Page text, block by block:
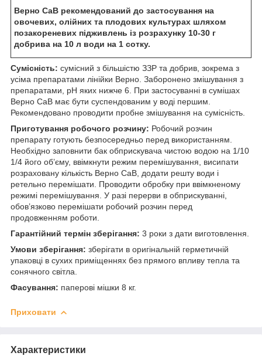
Верно СаВ рекомендований до застосування на
овочевих, олійних та плодових культурах шляхом
позакореневих підживлень із розрахунку 10-30 г
добрива на 10 л води на 1 сотку.
Сумісність: сумісний з більшістю ЗЗР та добрив, зокрема з
усіма препаратами лінійки Верно. Заборонено змішування з
препаратами, рН яких нижче 6. При застосуванні в сумішах
Верно СаВ має бути суспендованим у воді першим.
Рекомендовано проводити пробне змішування на сумісність.
Приготування робочого розчину: Робочий розчин
препарату готують безпосередньо перед використанням.
Необхідно заповнити бак обприскувача чистою водою на 1/10
1/4 його об’єму, ввімкнути режим перемішування, висипати
розраховану кількість Верно СаВ, додати решту води і
ретельно перемішати. Проводити обробку при ввімкненому
режимі перемішування. У разі перерви в обприскуванні,
обов’язково перемішати робочий розчин перед
продовженням роботи.
Гарантійний термін зберігання: 3 роки з дати виготовлення.
Умови зберігання: зберігати в оригінальній герметичній
упаковці в сухих приміщеннях без прямого впливу тепла та
сонячного світла.
Фасування: паперові мішки 8 кг.
Приховати
Характеристики